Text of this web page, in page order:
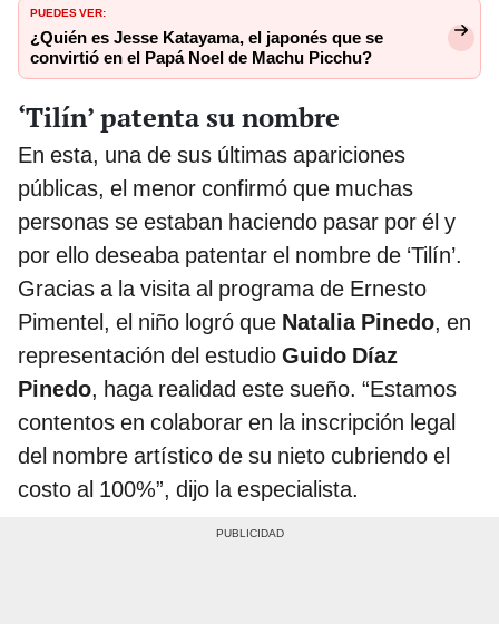
PUEDES VER:
¿Quién es Jesse Katayama, el japonés que se
convirtió en el Papá Noel de Machu Picchu?
‘Tilín’ patenta su nombre
En esta, una de sus últimas apariciones
públicas, el menor confirmó que muchas
personas se estaban haciendo pasar por él y
por ello deseaba patentar el nombre de ‘Tilín’.
Gracias a la visita al programa de Ernesto
Pimentel, el niño logró que Natalia Pinedo, en
representación del estudio Guido Díaz
Pinedo, haga realidad este sueño. “Estamos
contentos en colaborar en la inscripción legal
del nombre artístico de su nieto cubriendo el
costo al 100%”, dijo la especialista.